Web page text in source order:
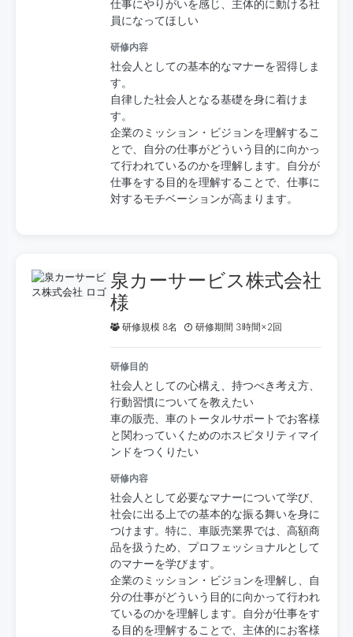
仕事にやりがいを感じ、主体的に動ける社
員になってほしい
研修内容
社会人としての基本的なマナーを習得しま
す。
自律した社会人となる基礎を身に着けま
す。
企業のミッション・ビジョンを理解するこ
とで、自分の仕事がどういう目的に向かっ
て行われているのかを理解します。自分が
仕事をする目的を理解することで、仕事に
対するモチベーションが高まります。
泉カーサービス株式会社
様
研修規模 8名 研修期間 3時間×2回
研修目的
社会人としての心構え、持つべき考え方、
行動習慣についてを教えたい
車の販売、車のトータルサポートでお客様
と関わっていくためのホスピタリティマイ
ンドをつくりたい
研修内容
社会人として必要なマナーについて学び、
社会に出る上での基本的な振る舞いを身に
つけます。特に、車販売業界では、高額商
品を扱うため、プロフェッショナルとして
のマナーを学びます。
企業のミッション・ビジョンを理解し、自
分の仕事がどういう目的に向かって行われ
ているのかを理解します。自分が仕事をす
る目的を理解することで、主体的にお客様